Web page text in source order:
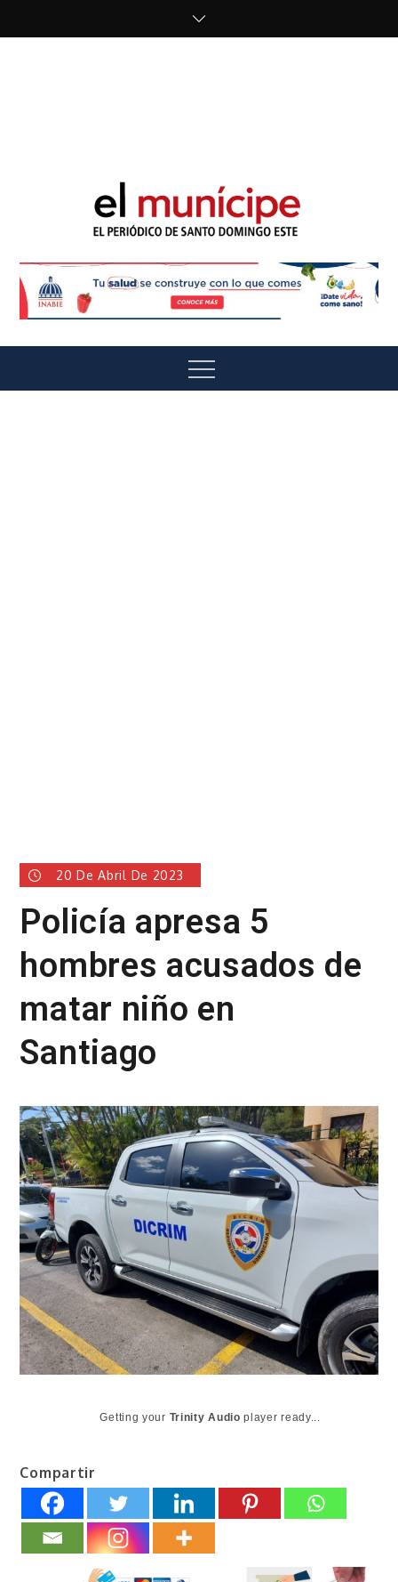
El Munícipe
Menu
20 De Abril De 2023
Policía apresa 5
hombres acusados de
matar niño en
Santiago
Getting your Trinity Audio player ready...
Compartir